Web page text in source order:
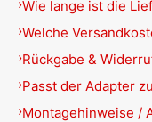
Wie lange ist die
Welche
Rückgabe &
Passt der Adapter
Montagehinweise /